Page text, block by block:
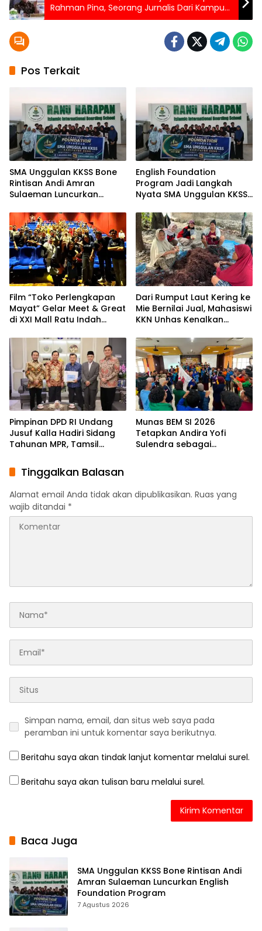
Rahman Pina, Seorang Jurnalis Dari Kampus
Hingga Panggung Politik
Pos Terkait
SMA Unggulan KKSS Bone
Rintisan Andi Amran
Sulaeman Luncurkan
Program
English Foundation
Program Jadi Langkah
Nyata SMA Unggulan KKSS
Berdaya Saing Global
Film “Toko Perlengkapan
Mayat” Gelar Meet & Great
di XXI Mall Ratu Indah
Dari Rumput Laut Kering ke
Mie Bernilai Jual, Mahasiswi
KKN Unhas Kenalkan
kepada Petani Desa
Baruga
Pimpinan DPD RI Undang
Jusuf Kalla Hadiri Sidang
Tahunan MPR, Tamsil
Membangun Solidaritas
Kepemimpinan Bangsa
Munas BEM SI 2026
Tetapkan Andira Yofi
Sulendra sebagai
Tinggalkan Balasan
Alamat email Anda tidak akan dipublikasikan. Ruas yang
wajib ditandai *
Simpan nama, email, dan situs web saya pada
peramban ini untuk komentar saya berikutnya.
Beritahu saya akan tindak lanjut komentar melalui surel.
Beritahu saya akan tulisan baru melalui surel.
Baca Juga
SMA Unggulan KKSS Bone Rintisan Andi
Amran Sulaeman Luncurkan English
Foundation Program
7 Agustus 2026